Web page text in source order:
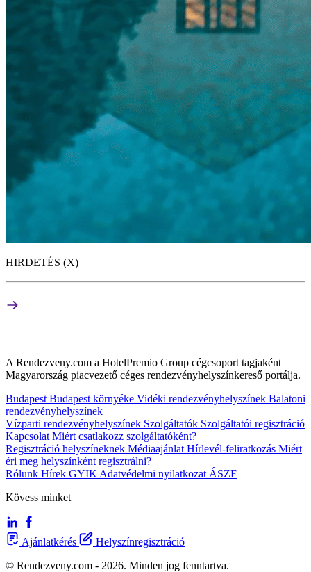
HIRDETÉS (X)
A Rendezveny.com a HotelPremio Group cégcsoport tagjaként
Magyarország piacvezető céges rendezvényhelyszínkereső portálja.
Budapest Budapest környéke Vidéki rendezvényhelyszínek Balatoni
rendezvényhelyszínek
Vízparti rendezvényhelyszínek Szolgáltatók Szolgáltatói regisztráció
Kapcsolat Miért csatlakozz szolgáltatóként?
Regisztráció helyszíneknek Médiaajánlat Hírlevél-feliratkozás Miért
éri meg helyszínként regisztrálni?
Rólunk Hírek GYIK Adatvédelmi nyilatkozat ÁSZF
Kövess minket
Ajánlatkérés
Helyszínregisztráció
© Rendezveny.com - 2026. Minden jog fenntartva.